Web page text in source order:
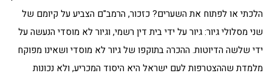
הלכתי או לפתוח את השערים? כזכור, הרמב"ם הצביע על קיומם של
שני מסלולי גיור: גיור על ידי בית דין רשמי, וגיור לא מוסדי הנעשה על
ידי שלשה הדיוטות. ההכרה בתוקפו של גיור לא מוסדי ושאינו מפוקח
מלמדת שההצטרפות לעם ישראל היא היסוד המכריע, ולא נכונות